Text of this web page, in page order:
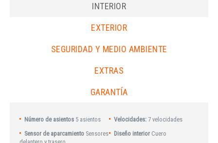
INTERIOR
EXTERIOR
SEGURIDAD Y MEDIO AMBIENTE
EXTRAS
GARANTÍA
Número de asientos 5 asientos Velocidades: 7 velocidades
Sensor de aparcamiento Sensores
Diseño interior Cuero